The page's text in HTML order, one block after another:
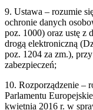
9. Ustawa – rozumie
ochronie danych
poz. 1000) oraz ustę z
drogą elektroniczną
poz. 1204 za zm.),
zabezpieczeń;
10. Rozporządzenie –
Parlamentu
kwietnia 2016 r. w